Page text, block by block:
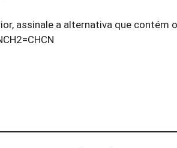
assinale a alternativa que